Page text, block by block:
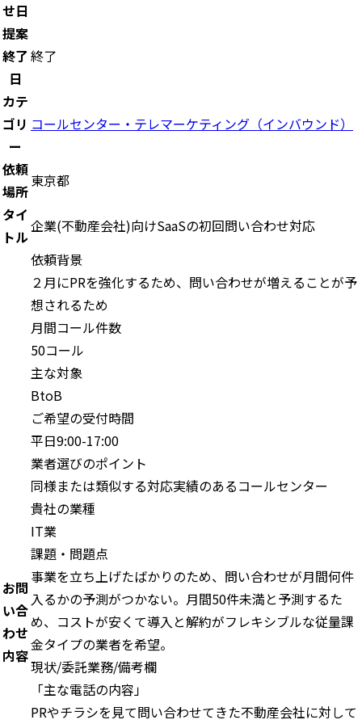
せ日
提案
終了
日
終了
カテ
ゴリ
ー
コールセンター・テレマーケティング（インバウンド）
依頼
場所
東京都
タイ
トル
企業(不動産会社)向けSaaSの初回問い合わせ対応
お問
い合
わせ
内容
依頼背景
２月にPRを強化するため、問い合わせが増えることが予
想されるため
月間コール件数
50コール
主な対象
BtoB
ご希望の受付時間
平日9:00-17:00
業者選びのポイント
同様または類似する対応実績のあるコールセンター
貴社の業種
IT業
課題・問題点
事業を立ち上げたばかりのため、問い合わせが月間何件
入るかの予測がつかない。月間50件未満と予測するた
め、コストが安くて導入と解約がフレキシブルな従量課
金タイプの業者を希望。
現状/委託業務/備考欄
「主な電話の内容」
PRやチラシを見て問い合わせてきた不動産会社に対して